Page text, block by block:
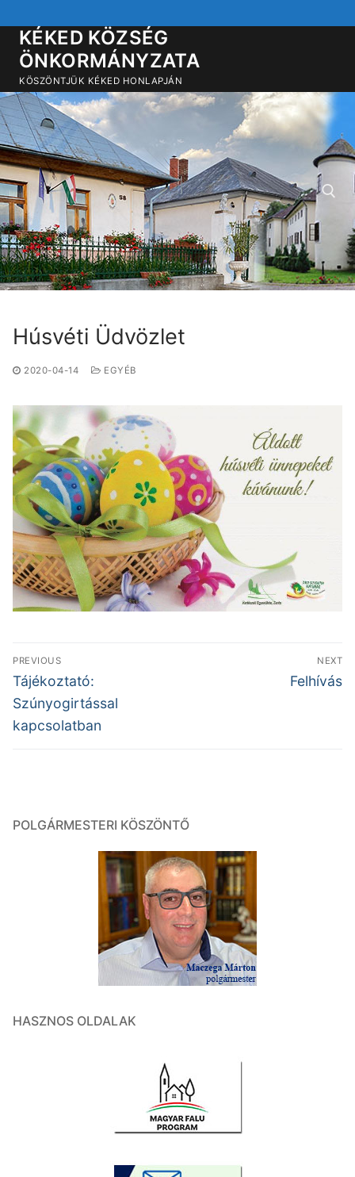
a
tartalomra
KÉKED KÖZSÉG
ÖNKORMÁNYZATA
KÖSZÖNTJÜK KÉKED HONLAPJÁN
Keresése:
Húsvéti Üdvözlet
2020-04-14 EGYÉB
Bejegyzés
navigáció
PREVIOUS
Previous
post:
Tájékoztató:
Szúnyogirtással
kapcsolatban
NEXT
Next
Felhívás
POLGÁRMESTERI KÖSZÖNTŐ
HASZNOS OLDALAK